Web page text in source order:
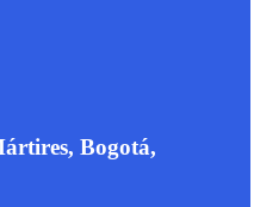
Bogotá,